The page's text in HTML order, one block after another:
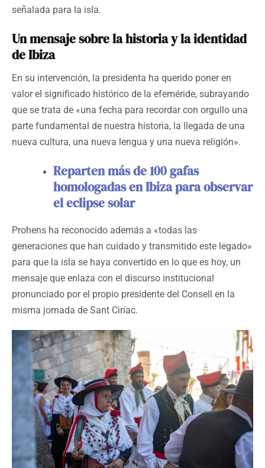
señalada para la isla.
Un mensaje sobre la historia y la identidad
de Ibiza
En su intervención, la presidenta ha querido poner en
valor el significado histórico de la efeméride, subrayando
que se trata de «una fecha para recordar con orgullo una
parte fundamental de nuestra historia, la llegada de una
nueva cultura, una nueva lengua y una nueva religión».
Reparten más de 100 gafas
homologadas en Ibiza para observar
el eclipse solar
Prohens ha reconocido además a «todas las
generaciones que han cuidado y transmitido este legado»
para que la isla se haya convertido en lo que es hoy, un
mensaje que enlaza con el discurso institucional
pronunciado por el propio presidente del Consell en la
misma jornada de Sant Ciríac.